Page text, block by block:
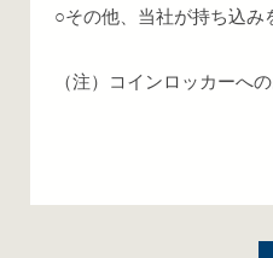
○その他、当社が持ち込み
（注）コインロッカーへ